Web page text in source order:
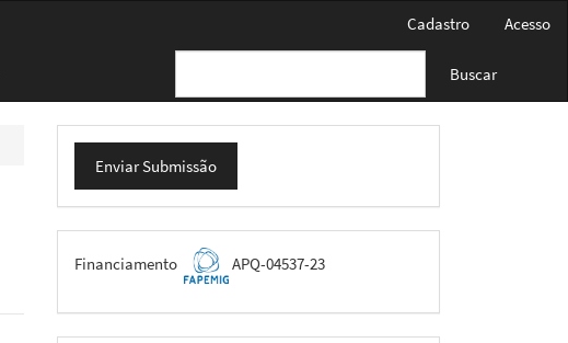
Cadastro Acesso
Buscar
Enviar
Submissão
Enviar Submissão
FAPEMIG
Financiamento APQ-04537-23